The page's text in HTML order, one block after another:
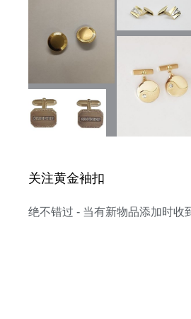
关注黄金袖扣
绝不错过 - 当有新物品添加时收